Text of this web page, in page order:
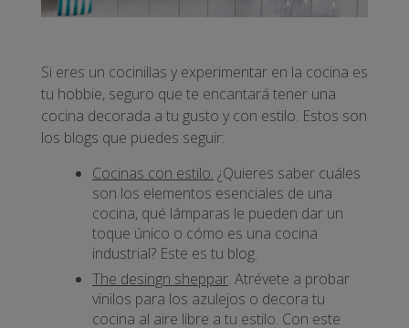
Si eres un cocinillas y experimentar en la cocina es
tu hobbie, seguro que te encantará tener una
cocina decorada a tu gusto y con estilo. Estos son
los blogs que puedes seguir:
Cocinas con estilo. ¿Quieres saber cuáles
son los elementos esenciales de una
cocina, qué lámparas le pueden dar un
toque único o cómo es una cocina
industrial? Este es tu blog.
The desingn sheppar. Atrévete a probar
vinilos para los azulejos o decora tu
cocina al aire libre a tu estilo. Con este